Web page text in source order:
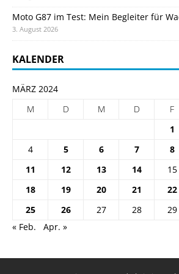
Moto G87 im Test: Mein Begleiter für
3. August 2026
KALENDER
MÄRZ 2024
M
D M D F
1
4
5 6 7 8
11
12 13 14 15
18
19 20 21 22
25
26 27 28 29
« Feb.
Apr. »